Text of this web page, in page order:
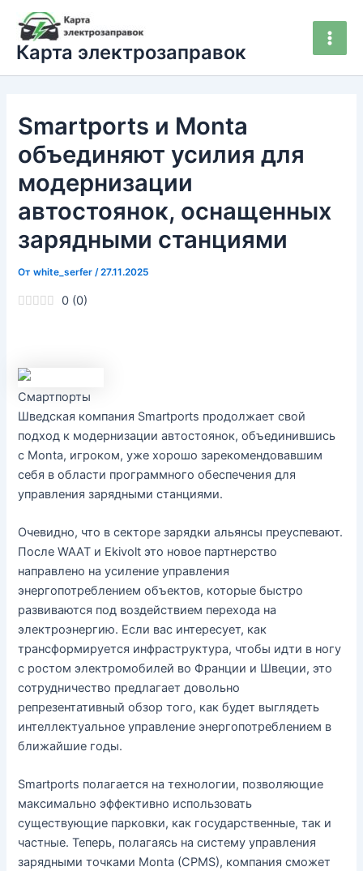
Перейти
содержимому
Карта электрозаправок
Smartports и Monta
объединяют усилия для
модернизации
автостоянок, оснащенных
зарядными станциями
Отwhite_serfer/27.11.2025
0 (0)
Смартпорты
Шведская компания Smartports продолжает свой
подход к модернизации автостоянок, объединившись
с Monta, игроком, уже хорошо зарекомендовавшим
себя в области программного обеспечения для
управления зарядными станциями.
Очевидно, что в секторе зарядки альянсы преуспевают.
После WAAT и Ekivolt это новое партнерство
направлено на усиление управления
энергопотреблением объектов, которые быстро
развиваются под воздействием перехода на
электроэнергию. Если вас интересует, как
трансформируется инфраструктура, чтобы идти в ногу
с ростом электромобилей во Франции и Швеции, это
сотрудничество предлагает довольно
репрезентативный обзор того, как будет выглядеть
интеллектуальное управление энергопотреблением в
ближайшие годы.
Smartports полагается на технологии, позволяющие
максимально эффективно использовать
существующие парковки, как государственные, так и
частные. Теперь, полагаясь на систему управления
зарядными точками Monta (CPMS), компания сможет